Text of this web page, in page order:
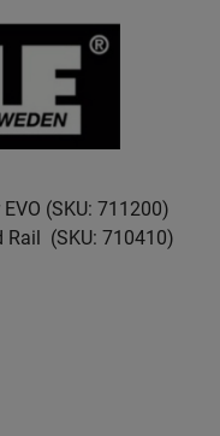
(SKU: 711200)
Rail (SKU: 710410)